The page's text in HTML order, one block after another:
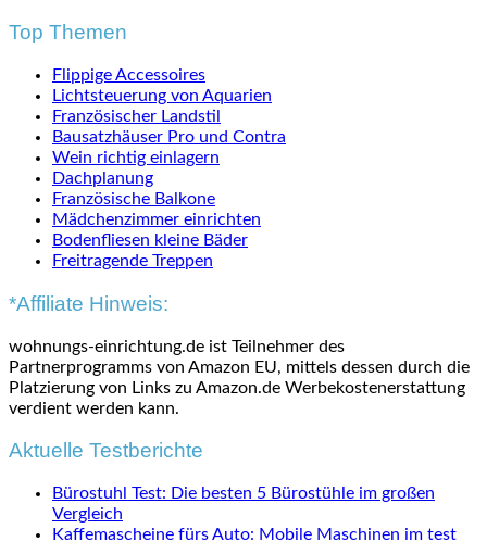
Top Themen
Flippige Accessoires
Lichtsteuerung von Aquarien
Französischer Landstil
Bausatzhäuser Pro und Contra
Wein richtig einlagern
Dachplanung
Französische Balkone
Mädchenzimmer einrichten
Bodenfliesen kleine Bäder
Freitragende Treppen
*Affiliate Hinweis:
wohnungs-einrichtung.de ist Teilnehmer des
Partnerprogramms von Amazon EU, mittels dessen durch die
Platzierung von Links zu Amazon.de Werbekostenerstattung
verdient werden kann.
Aktuelle Testberichte
Bürostuhl Test: Die besten 5 Bürostühle im großen
Vergleich
Kaffemascheine fürs Auto: Mobile Maschinen im test